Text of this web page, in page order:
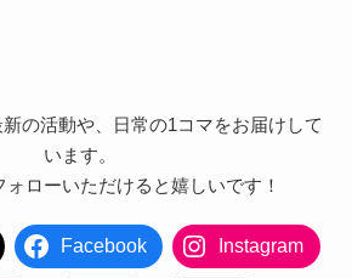
の活動や、日常の1コマをお届けして
います。
ォローいただけると嬉しいです！
Facebook Instagram